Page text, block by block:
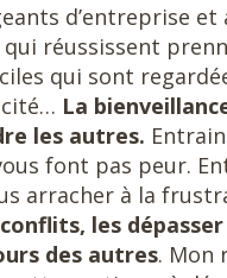
d’entreprise
réussissent
qui sont
La
les autres.
font pas peur.
arracher à la
les
des autres. Mon